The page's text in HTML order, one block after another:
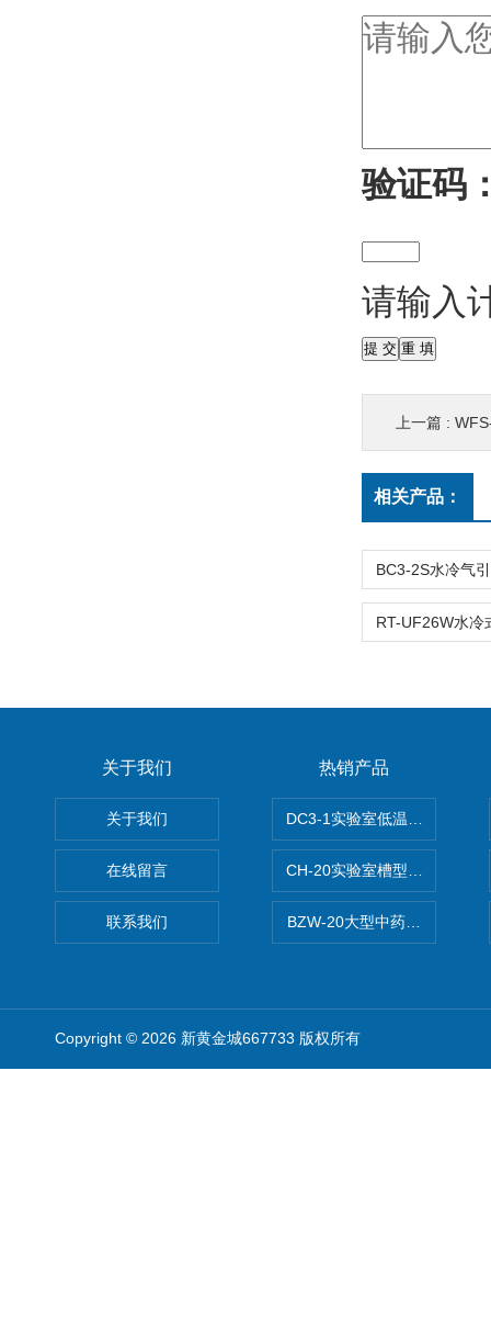
验证码
请输入
上一篇 :
相关产品：
关于我们
关于我们
在线留言
联系我们
热销产品
DC3-1实验室低温冷冻粉碎机
CH-20实验室槽型混合机
BZW-20大型中药全自动制丸
Copyright © 2026 新黄金城667733 版权所有